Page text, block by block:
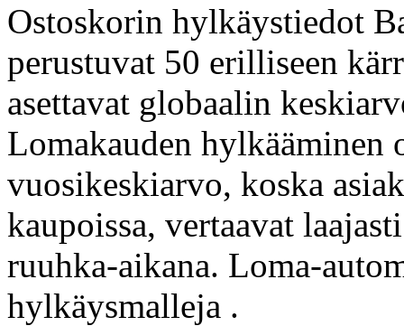
Ostoskorin hylkäystiedot
perustuvat 50 erilliseen
asettavat globaalin
Lomakauden
vuosikeskiarvo, koska
kaupoissa, vertaavat
ruuhka-aikana. Loma-
hylkäysmalleja .